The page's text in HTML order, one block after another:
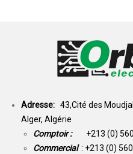
Adresse: 43,Cité des
Alger, Algérie
Comptoir : +213 (0)
Commercial : +213 (0)